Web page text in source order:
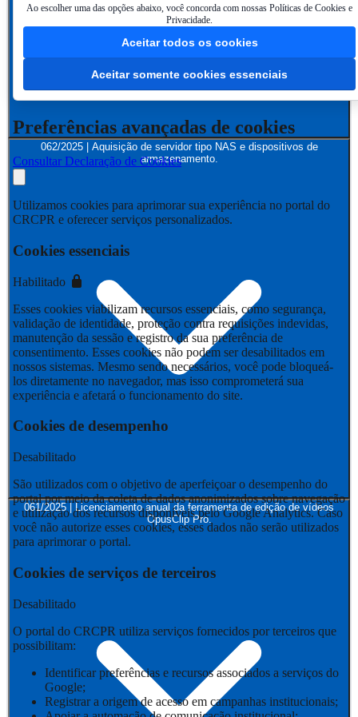
062/2025 | Aquisição de servidor tipo NAS e dispositivos de
armazenamento.
061/2025 | Licenciamento anual da ferramenta de edição de vídeos
OpusClip Pro.
Ao escolher uma das opções abaixo, você concorda com nossas Políticas de Cookies e
Privacidade.
Aceitar todos os cookies
Aceitar somente cookies essenciais
Preferências avançadas de cookies
Consultar Declaração de Cookies
Utilizamos cookies para aprimorar sua experiência no portal do
CRCPR e oferecer serviços personalizados.
Cookies essenciais
Habilitado
Esses cookies viabilizam recursos essenciais, como segurança,
validação de identidade, proteção contra requisições indevidas,
manutenção da sessão e registro da sua preferência de
consentimento. Esses cookies não podem ser desabilitados em
nossos sistemas. Mesmo sendo necessários, você pode bloqueá-
los diretamente no navegador, mas isso comprometerá sua
experiência e afetará o funcionamento do site.
Cookies de desempenho
Desabilitado
São utilizados com o objetivo de aperfeiçoar o desempenho do
portal por meio da coleta de dados anonimizados sobre navegação
e utilização dos recursos disponíveis pelo Google Analytics. Caso
você não autorize esses cookies, esses dados não serão utilizados
para aprimorar o portal.
Cookies de serviços de terceiros
Desabilitado
O portal do CRCPR utiliza serviços fornecidos por terceiros que
possibilitam:
Identificar preferências e recursos associados a serviços do
Google;
Registrar a origem de acesso em campanhas institucionais;